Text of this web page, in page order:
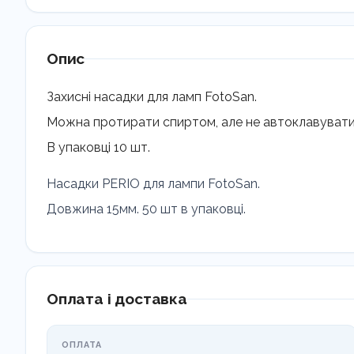
Опис
Захисні насадки для ламп FotoSan.
Можна протирати спиртом, але не
В упаковці 10 шт.
Насадки PERIO для лампи FotoSan.
Довжина 15мм. 50 шт в упаковці.
Оплата і доставка
ОПЛАТА